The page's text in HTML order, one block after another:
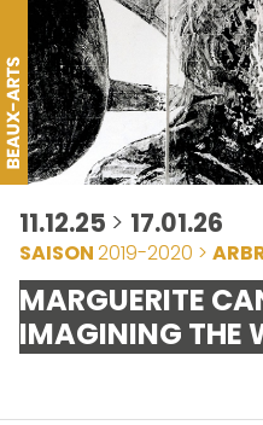
11.12.25 > 17.01.26
SAISON2019-2020 >
MARGUERITE
IMAGINING THE